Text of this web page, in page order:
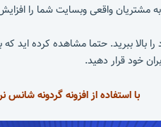
به مشتریان واقعی وبسایت شما را
ببرید. حتما مشاهده کرده اید
خود قرار دهید.
با استفاده از افزونه گردونه